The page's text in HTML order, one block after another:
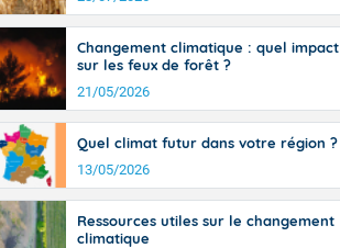
aux
du
peuvent
nord-
les rafales
Grande
et sur le
vallée
Changement climatique : quel impact
sur les feux de forêt ?
21/05/2026
Quel climat futur dans votre région ?
13/05/2026
Ressources utiles sur le changement
climatique